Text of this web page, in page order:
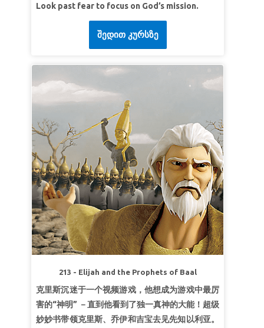
Look past fear to focus on God’s mission.
შედით კურსზე
213 - Elijah and the Prophets of Baal
克里斯沉迷于一个视频游戏，他想成为游戏中最厉
害的“神明” －直到他看到了独一真神的大能！超级
妙妙书带领克里斯、乔伊和吉宝去见先知以利亚。